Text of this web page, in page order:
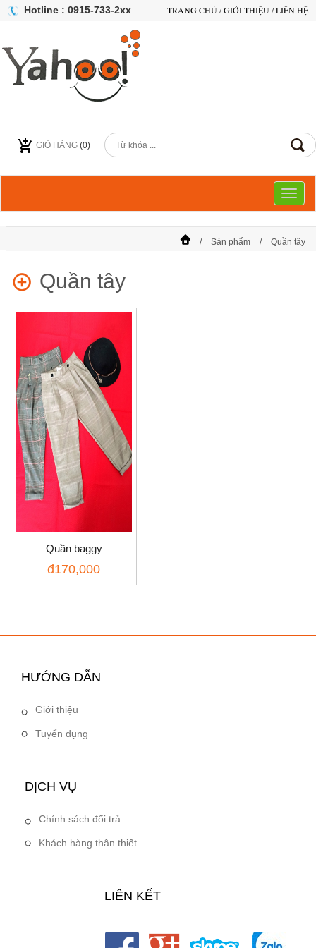
Hotline : 0915-733-2xx TRANG CHỦ/GIỚI THIỆU/LIÊN HỆ
GIỎ HÀNG (0)
Sản phẩm Quần tây
Quần tây
Quần baggy
đ170,000
HƯỚNG DẪN
Giới thiệu
Tuyển dụng
DỊCH VỤ
Chính sách đổi trả
Khách hàng thân thiết
LIÊN KẾT